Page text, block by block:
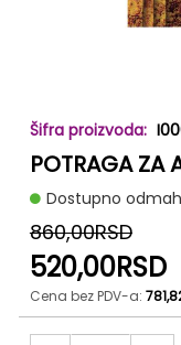
POTRAGA ZA
Dostupno odmah
520,00RSD
860,00RSD
Cena bez PDV-a:
Skip
to
the
of
the
images
gallery